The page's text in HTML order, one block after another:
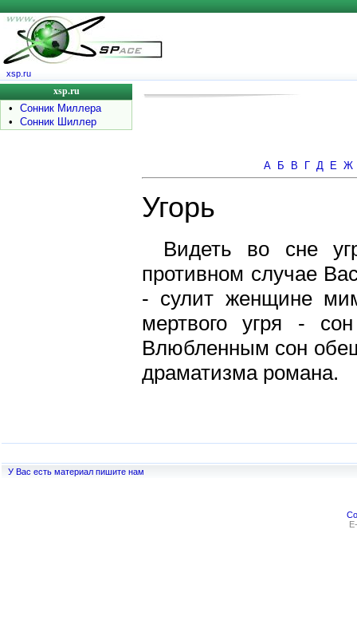
xsp.ru
xsp.ru
•
Сонник Миллера
•
Сонник Шиллер
А Б В Г Д Е Ж
Угорь
Видеть во сне
противном случае
- сулит женщине
мертвого угря -
Влюбленным сон
драматизма романа.
У Вас есть материал пишите нам